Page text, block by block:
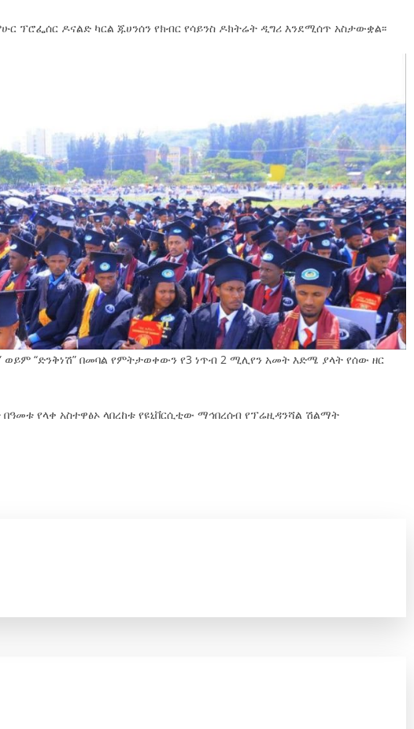
ዶናልድ ካርል ጁሀንሰን የክብር የሳይንስ ዶክትሬት ዲግሪ እንደሚሰጥ አስታውቋል፡፡
ወይም “ድንቅነሽ” በመባል የምትታወቀውን የ3 ነጥብ 2 ሚሊየን አመት እድሜ ያላት የሰው ዘር
የላቀ አስተዋፅኦ ላበረከቱ የዩኒቨርሲቲው ማኅበረሰብ የፕሬዚዳንሻል ሽልማት